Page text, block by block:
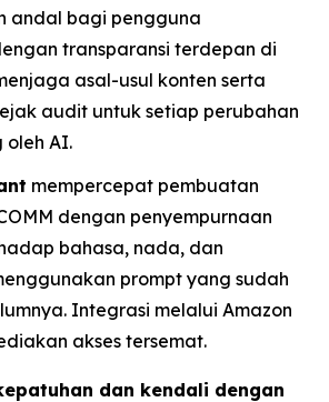
andal bagi pengguna
transparansi terdepan di
asal-usul konten serta
audit untuk setiap perubahan
oleh AI.
mempercepat pembuatan
dengan penyempurnaan
bahasa, nada, dan
prompt yang sudah
Integrasi melalui Amazon
akses tersemat.
dan kendali dengan